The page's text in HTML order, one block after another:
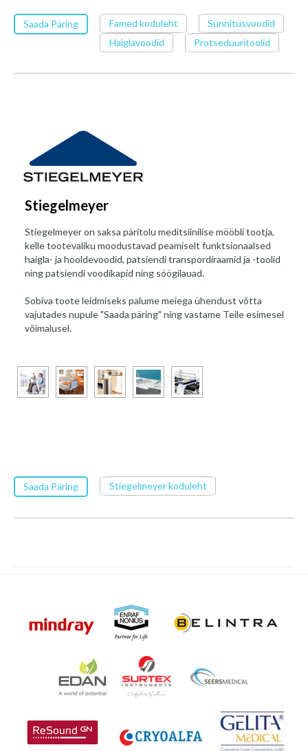
Saada Päring Famed koduleht
Sünnitusvoodid
Haiglavoodid
Protseduuritoolid
Stiegelmeyer
Stiegelmeyer on saksa päritolu meditsiinilise mööbli tootja,
kelle tootevaliku moodustavad peamiselt funktsionaalsed
haigla- ja hooldevoodid, patsiendi transpordiraamid ja -toolid
ning patsiendi voodikapid ning söögilauad.
Sobiva toote leidmiseks palume meiega ühendust võtta
vajutades nupule "Saada päring" ning vastame Teile esimesel
võimalusel.
Saada Päring Stiegelmeyer koduleht